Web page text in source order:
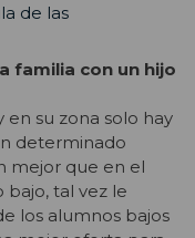
de las
familia con un hijo
en su zona solo hay
determinado
mejor que en el
bajo, tal vez le
los alumnos bajos